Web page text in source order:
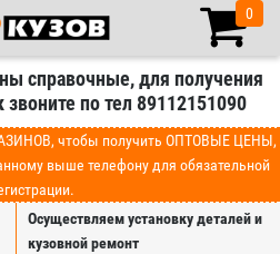
0
справочные, для получения
по тел 89112151090
чтобы получить ОПТОВЫЕ ЦЕНЫ,
выше телефону для обязательной
Осуществляем установку деталей и
кузовной ремонт